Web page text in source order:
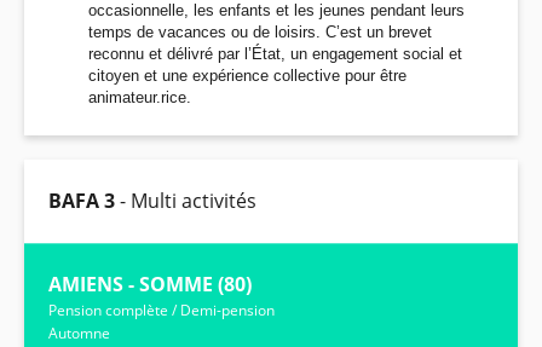
occasionnelle, les enfants et les jeunes pendant leurs
temps de vacances ou de loisirs. C’est un brevet
reconnu et délivré par l’État, un engagement social et
citoyen et une expérience collective pour être
animateur.rice.
BAFA 3- Multi activités
AMIENS - SOMME (80)
Pension complète /Demi-pension
Automne